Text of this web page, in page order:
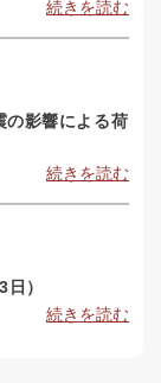
続きを読む
の影響による荷
続きを読む
）
続きを読む